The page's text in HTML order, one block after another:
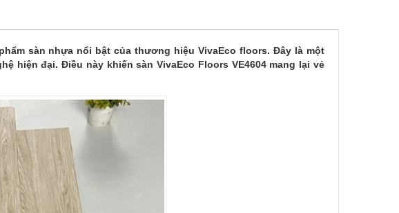
sàn nhựa nổi bật của thương hiệu VivaEco floors. Đây là một
hiện đại. Điều này khiến sàn VivaEco Floors VE4604 mang lại vẻ